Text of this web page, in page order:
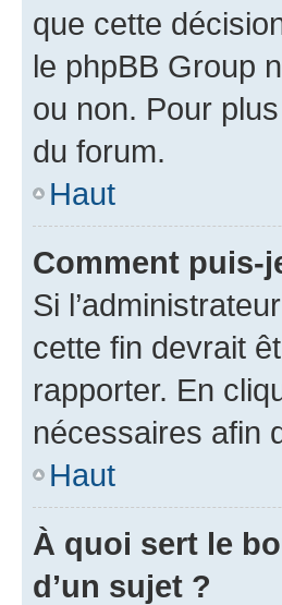
que cette
le phpBB Group
ou non. Pour
du forum.
Haut
Comment puis-
Si
cette fin devrait
rapporter. En
nécessaires afin
Haut
À quoi sert le
d’un sujet ?